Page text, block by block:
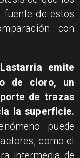
de estos
con
emite
de cloro, un
de trazas
la superficie.
puede
como el